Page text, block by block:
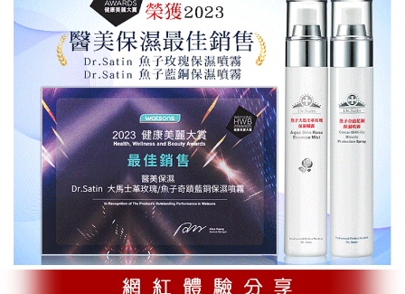
付款後7-11取貨 (甜蜜情人節 限時免運)
免運費
宅配
每筆NT$120，滿NT$2,500(含以上)免運費
宅配 (離島)
每筆NT$220，滿NT$2,500(含以上)免運費
宅配 (甜蜜情人節 限時免運)
免運費
貨到付款
每筆NT$120，滿NT$2,500(含以上)免運費